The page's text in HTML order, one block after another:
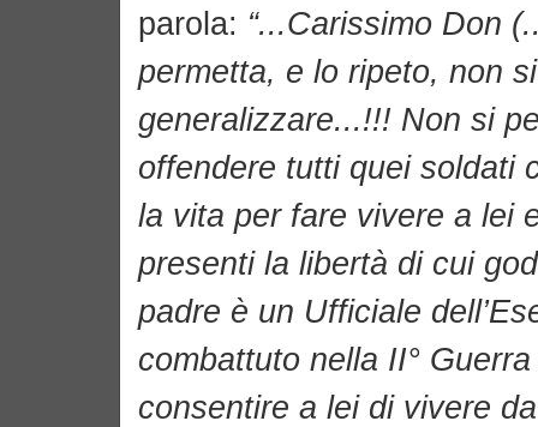
parola: “...Carissimo Don
permetta, e lo ripeto, non
generalizzare...!!! Non si
offendere tutti quei soldati
la vita per fare vivere a lei
presenti la libertà di cui
padre è un Ufficiale
combattuto nella II°
consentire a lei di vivere